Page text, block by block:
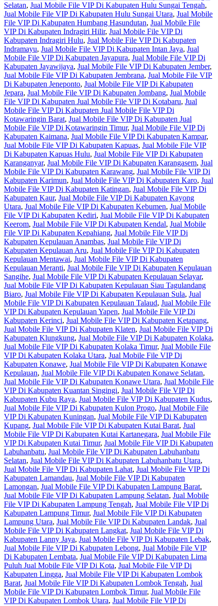
Selatan, Jual Mobile File VIP Di Kabupaten Hulu Sungai Tengah,
Jual Mobile File VIP Di Kabupaten Hulu Sungai Utara, Jual Mobile
File VIP Di Kabupaten Humbang Hasundutan, Jual Mobile File
VIP Di Kabupaten Indragiri Hilir, Jual Mobile File VIP Di
Kabupaten Indragiri Hulu, Jual Mobile File VIP Di Kabupaten
Indramayu, Jual Mobile File VIP Di Kabupaten Intan Jaya, Jual
Mobile File VIP Di Kabupaten Jayapura, Jual Mobile File VIP Di
Kabupaten Jayawijaya, Jual Mobile File VIP Di Kabupaten Jember,
Jual Mobile File VIP Di Kabupaten Jembrana, Jual Mobile File VIP
Di Kabupaten Jeneponto, Jual Mobile File VIP Di Kabupaten
Jepara, Jual Mobile File VIP Di Kabupaten Jombang, Jual Mobile
File VIP Di Kabupaten Jual Mobile File VIP Di Kotabaru, Jual
Mobile File VIP Di Kabupaten Jual Mobile File VIP Di
Kotawaringin Barat, Jual Mobile File VIP Di Kabupaten Jual
Mobile File VIP Di Kotawaringin Timur, Jual Mobile File VIP Di
Kabupaten Kaimana, Jual Mobile File VIP Di Kabupaten Kampar,
Jual Mobile File VIP Di Kabupaten Kapuas, Jual Mobile File VIP
Di Kabupaten Kapuas Hulu, Jual Mobile File VIP Di Kabupaten
Karanganyar, Jual Mobile File VIP Di Kabupaten Karangasem, Jual
Mobile File VIP Di Kabupaten Karawang, Jual Mobile File VIP Di
Kabupaten Karimun, Jual Mobile File VIP Di Kabupaten Karo, Jual
Mobile File VIP Di Kabupaten Katingan, Jual Mobile File VIP Di
Kabupaten Kaur, Jual Mobile File VIP Di Kabupaten Kayong
Utara, Jual Mobile File VIP Di Kabupaten Kebumen, Jual Mobile
File VIP Di Kabupaten Kediri, Jual Mobile File VIP Di Kabupaten
Keerom, Jual Mobile File VIP Di Kabupaten Kendal, Jual Mobile
File VIP Di Kabupaten Kepahiang, Jual Mobile File VIP Di
Kabupaten Kepulauan Anambas, Jual Mobile File VIP Di
Kabupaten Kepulauan Aru, Jual Mobile File VIP Di Kabupaten
Kepulauan Mentawai, Jual Mobile File VIP Di Kabupaten
Kepulauan Meranti, Jual Mobile File VIP Di Kabupaten Kepulauan
Sangihe, Jual Mobile File VIP Di Kabupaten Kepulauan Selayar,
Jual Mobile File VIP Di Kabupaten Kepulauan Siau Tagulandang
Biaro, Jual Mobile File VIP Di Kabupaten Kepulauan Sula, Jual
Mobile File VIP Di Kabupaten Kepulauan Talaud, Jual Mobile File
VIP Di Kabupaten Kepulauan Yapen, Jual Mobile File VIP Di
Kabupaten Kerinci, Jual Mobile File VIP Di Kabupaten Ketapang,
Jual Mobile File VIP Di Kabupaten Klaten, Jual Mobile File VIP Di
Kabupaten Klungkung, Jual Mobile File VIP Di Kabupaten Kolaka,
Jual Mobile File VIP Di Kabupaten Kolaka Timur, Jual Mobile File
VIP Di Kabupaten Kolaka Utara, Jual Mobile File VIP Di
Kabupaten Konawe, Jual Mobile File VIP Di Kabupaten Konawe
Kepulauan, Jual Mobile File VIP Di Kabupaten Konawe Selatan,
Jual Mobile File VIP Di Kabupaten Konawe Utara, Jual Mobile File
VIP Di Kabupaten Kuantan Singingi, Jual Mobile File VIP Di
Kabupaten Kubu Raya, Jual Mobile File VIP Di Kabupaten Kudus,
Jual Mobile File VIP Di Kabupaten Kulon Progo, Jual Mobile File
VIP Di Kabupaten Kuningan, Jual Mobile File VIP Di Kabupaten
Kupang, Jual Mobile File VIP Di Kabupaten Kutai Barat, Jual
Mobile File VIP Di Kabupaten Kutai Kartanegara, Jual Mobile File
VIP Di Kabupaten Kutai Timur, Jual Mobile File VIP Di Kabupaten
Labuhanbatu, Jual Mobile File VIP Di Kabupaten Labuhanbatu
Selatan, Jual Mobile File VIP Di Kabupaten Labuhanbatu Utara,
Jual Mobile File VIP Di Kabupaten Lahat, Jual Mobile File VIP Di
Kabupaten Lamandau, Jual Mobile File VIP Di Kabupaten
Lamongan, Jual Mobile File VIP Di Kabupaten Lampung Barat,
Jual Mobile File VIP Di Kabupaten Lampung Selatan, Jual Mobile
File VIP Di Kabupaten Lampung Tengah, Jual Mobile File VIP Di
Kabupaten Lampung Timur, Jual Mobile File VIP Di Kabupaten
Lampung Utara, Jual Mobile File VIP Di Kabupaten Landak, Jual
Mobile File VIP Di Kabupaten Langkat, Jual Mobile File VIP Di
Kabupaten Lanny Jaya, Jual Mobile File VIP Di Kabupaten Lebak,
Jual Mobile File VIP Di Kabupaten Lebong, Jual Mobile File VIP
Di Kabupaten Lembata, Jual Mobile File VIP Di Kabupaten Lima
Puluh Jual Mobile File VIP Di Kota, Jual Mobile File VIP Di
Kabupaten Lingga, Jual Mobile File VIP Di Kabupaten Lombok
Barat, Jual Mobile File VIP Di Kabupaten Lombok Tengah, Jual
Mobile File VIP Di Kabupaten Lombok Timur, Jual Mobile File
VIP Di Kabupaten Lombok Utara, Jual Mobile File VIP Di